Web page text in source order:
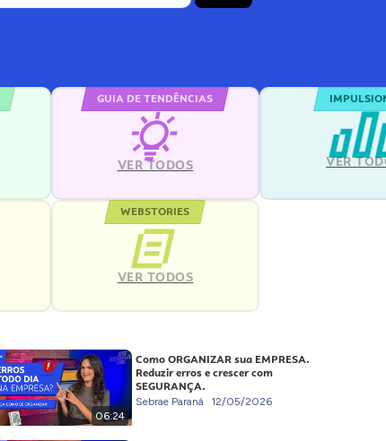
GUIA DE TENDÊNCIAS
VER TODOS VER
WEBSTORIES
VER TODOS
06:24
Como ORGANIZAR sua EMPRESA.
Reduzir erros e crescer com
SEGURANÇA.
Sebrae Paraná 12/05/2026